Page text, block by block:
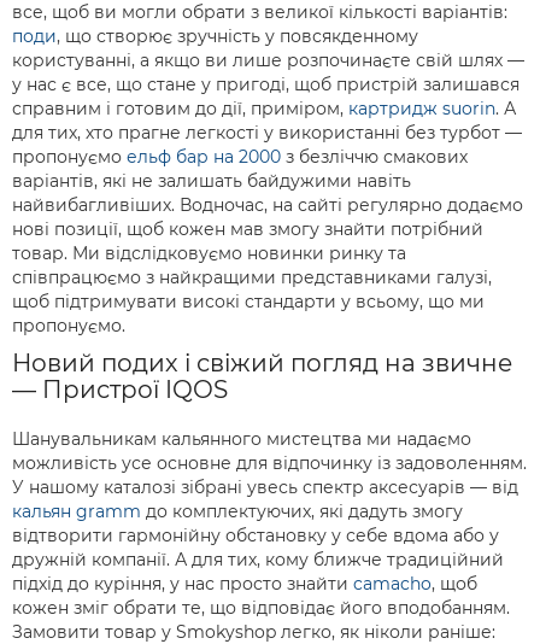
все, щоб ви могли обрати з великої кількості варіантів:
поди, що створює зручність у повсякденному
користуванні, а якщо ви лише розпочинаєте свій шлях —
у нас є все, що стане у пригоді, щоб пристрій залишався
справним і готовим до дії, приміром, картридж suorin. А
для тих, хто прагне легкості у використанні без турбот —
пропонуємо ельф бар на 2000 з безліччю смакових
варіантів, які не залишать байдужими навіть
найвибагливіших. Водночас, на сайті регулярно додаємо
нові позиції, щоб кожен мав змогу знайти потрібний
товар. Ми відслідковуємо новинки ринку та
співпрацюємо з найкращими представниками галузі,
щоб підтримувати високі стандарти у всьому, що ми
пропонуємо.
Новий подих і свіжий погляд на звичне
— Пристрої IQOS
Шанувальникам кальянного мистецтва ми надаємо
можливість усе основне для відпочинку із задоволенням.
У нашому каталозі зібрані увесь спектр аксесуарів — від
кальян gramm до комплектуючих, які дадуть змогу
відтворити гармонійну обстановку у себе вдома або у
дружній компанії. А для тих, кому ближче традиційний
підхід до куріння, у нас просто знайти camacho, щоб
кожен зміг обрати те, що відповідає його вподобанням.
Замовити товар у Smokyshop легко, як ніколи раніше: